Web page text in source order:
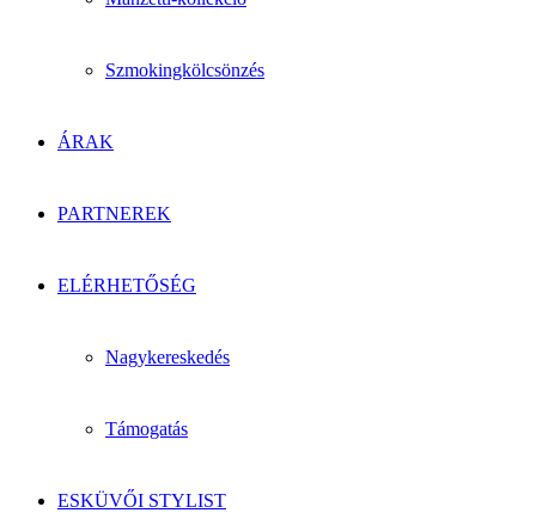
Szmokingkölcsönzés
ÁRAK
PARTNEREK
ELÉRHETŐSÉG
Nagykereskedés
Támogatás
ESKÜVŐI STYLIST